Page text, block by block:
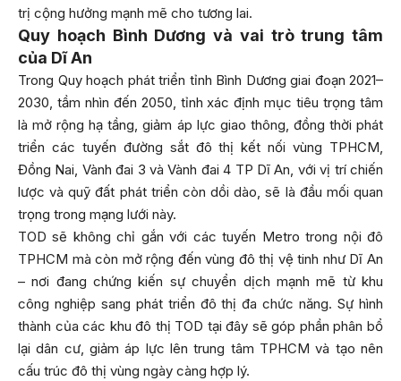
trị cộng hưởng mạnh mẽ cho tương lai.
Quy hoạch Bình Dương và vai trò trung tâm
của Dĩ An
Trong Quy hoạch phát triển tỉnh Bình Dương giai đoạn 2021–
2030, tầm nhìn đến 2050, tỉnh xác định mục tiêu trọng tâm
là mở rộng hạ tầng, giảm áp lực giao thông, đồng thời phát
triển các tuyến đường sắt đô thị kết nối vùng TPHCM,
Đồng Nai, Vành đai 3 và Vành đai 4 TP Dĩ An, với vị trí chiến
lược và quỹ đất phát triển còn dồi dào, sẽ là đầu mối quan
trọng trong mạng lưới này.
TOD sẽ không chỉ gắn với các tuyến Metro trong nội đô
TPHCM mà còn mở rộng đến vùng đô thị vệ tinh như Dĩ An
– nơi đang chứng kiến sự chuyển dịch mạnh mẽ từ khu
công nghiệp sang phát triển đô thị đa chức năng. Sự hình
thành của các khu đô thị TOD tại đây sẽ góp phần phân bổ
lại dân cư, giảm áp lực lên trung tâm TPHCM và tạo nên
cấu trúc đô thị vùng ngày càng hợp lý.